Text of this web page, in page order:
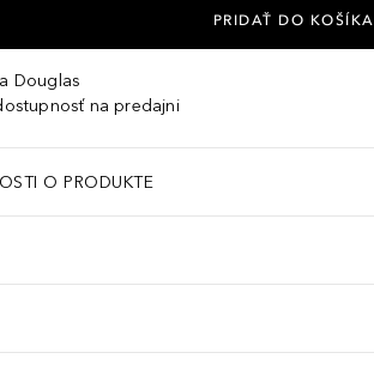
PRIDAŤ DO KOŠÍKA
Douglas
na predajni
O PRODUKTE